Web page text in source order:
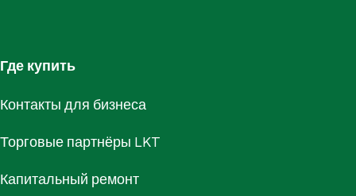
Где купить
Контакты для бизнеса
Торговые партнёры LKT
Капитальный ремонт